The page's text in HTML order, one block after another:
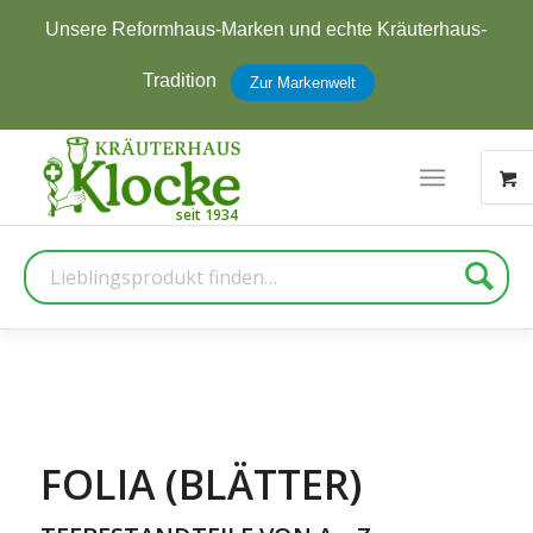
Jetzt zum Newsletter anmelden und 5 € Rabatt
erhalten Zur Anmeldung
Suche
FOLIA (BLÄTTER)